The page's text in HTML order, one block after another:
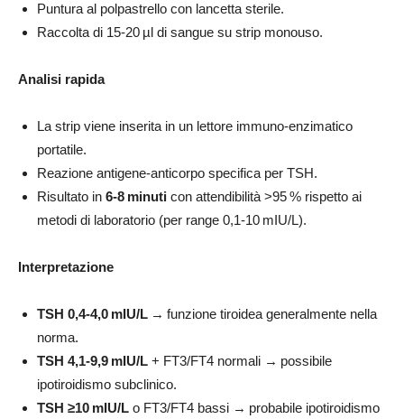
Puntura al polpastrello con lancetta sterile.
Raccolta di 15‑20 µl di sangue su strip monouso.
Analisi rapida
La strip viene inserita in un lettore immuno‑enzimatico
portatile.
Reazione antigene‑anticorpo specifica per TSH.
Risultato in 6‑8 minuti con attendibilità >95 % rispetto ai
metodi di laboratorio (per range 0,1‑10 mIU/L).
Interpretazione
TSH 0,4‑4,0 mIU/L → funzione tiroidea generalmente nella
norma.
TSH 4,1‑9,9 mIU/L + FT3/FT4 normali → possibile
ipotiroidismo subclinico.
TSH ≥10 mIU/L o FT3/FT4 bassi → probabile ipotiroidismo